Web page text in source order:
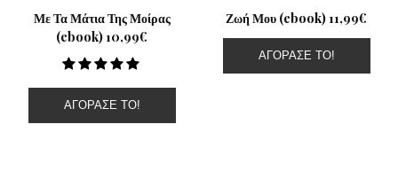
Με Τα Μάτια Της Μοίρας
(ebook) 10,99€
ΑΓΌΡΑΣΕ ΤΟ!
Ζωή Μου (ebook) 11,99€
ΑΓΌΡΑΣΕ ΤΟ!